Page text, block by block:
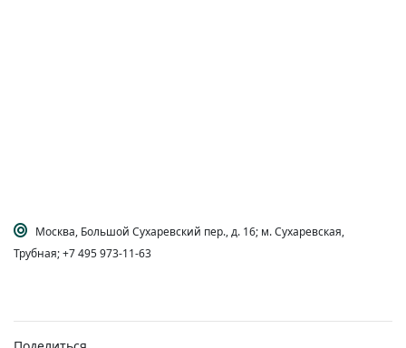
Москва, Большой Сухаревский пер., д. 16; м. Сухаревская,
Трубная; +7 495 973-11-63